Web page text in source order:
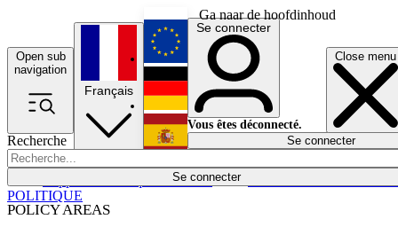
Ga naar de hoofdinhoud
Open sub
navigation
Close menu
Recherche
Se connecter
POLICY AREAS
Économie
Français
English
Deutsch
Español
Se connecter
Vous êtes déconnecté.
Se connecter
POLITIQUE